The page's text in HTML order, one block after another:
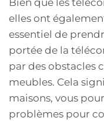
Bien que les
elles ont
essentiel de
portée de la
par des obstacles
meubles. Cela
maisons, vous
problèmes pour